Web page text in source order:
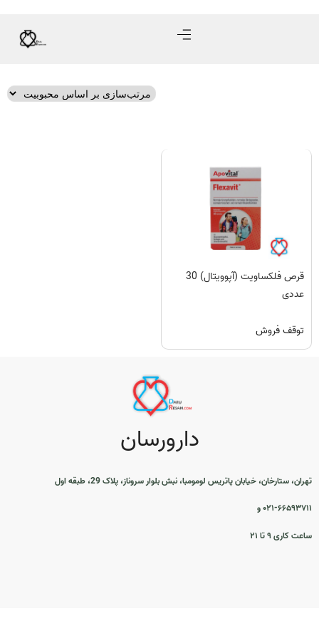
قرص فلکساویت (آپوویتال) 30
عددی
توقف فروش
دارورسان
تهران، ستارخان، خیابان پاتریس لومومبا، نبش بلوار سروناز، پلاک 29، طبقه اول
۰۲۱-۶۶۵۹۳۷۱۱ و
ساعت کاری ۹ تا ۲۱